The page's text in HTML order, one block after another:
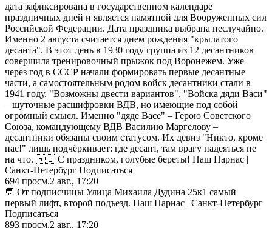
дата зафиксирована в государственном календаре
праздничных дней и является памятной для Вооруженных сил
Российской Федерации. Дата праздника выбрана неслучайно.
Именно 2 августа считается днем рождения "крылатого
десанта". В этот день в 1930 году группа из 12 десантников
совершила тренировочный прыжок под Воронежем. Уже
через год в СССР начали формировать первые десантные
части, а самостоятельным родом войск десантники стали в
1941 году. "Возможны двести вариантов", "Войска дяди Васи"
– шуточные расшифровки ВДВ, но имеющие под собой
огромный смысл. Именно "дяде Васе" – Герою Советского
Союза, командующему ВДВ Василию Маргелову –
десантники обязаны своим статусом. Их девиз "Никто, кроме
нас!" лишь подчёркивает: где десант, там врагу надеяться не
на что. 🇷🇺 С праздником, голубые береты! Наш Парнас |
Санкт-Петербург Подписаться
694 просм.2 авг., 17:20
💬 От подписчицы Улица Михаила Дудина 25к1 самый
первый лифт, второй подъезд. Наш Парнас | Санкт-Петербург
Подписаться
893 просм.2 авг., 17:20